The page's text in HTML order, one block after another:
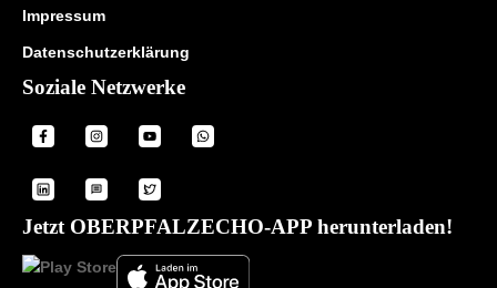
Impressum
Datenschutzerklärung
Soziale Netzwerke
Jetzt OBERPFALZECHO-APP herunterladen!